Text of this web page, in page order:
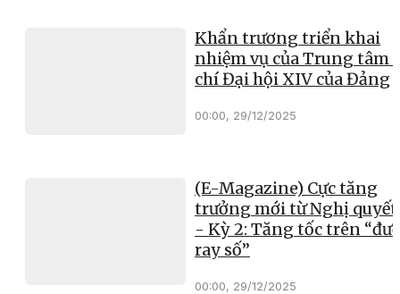
Khẩn trương triển khai
nhiệm vụ của Trung tâm
chí Đại hội XIV của Đảng
00:00, 29/12/2025
(E-Magazine) Cực tăng
trưởng mới từ Nghị quyết
- Kỳ 2: Tăng tốc trên
ray số”
00:00, 29/12/2025